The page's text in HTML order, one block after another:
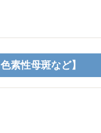
素性母斑など】